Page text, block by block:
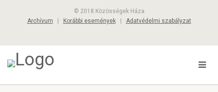
© 2018 Közösségek Háza
Archívum
Korábbi események| Adatvédelmi szabályzat